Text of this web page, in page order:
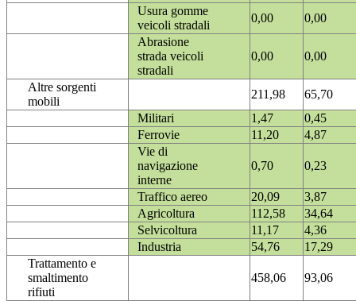
Usura gomme
veicoli stradali
0,00
0,00
Abrasione
strada veicoli
stradali
0,00 0,00
Altre sorgenti
mobili
211,98
65,70
Militari
1,47
0,45
Ferrovie
11,20
4,87
Vie di
navigazione
interne
0,70 0,23
Traffico aereo 20,09
3,87
Agricoltura
112,58
34,64
Selvicoltura
11,17
4,36
Industria
54,76
17,29
Trattamento e
smaltimento
rifiuti
458,06 93,06